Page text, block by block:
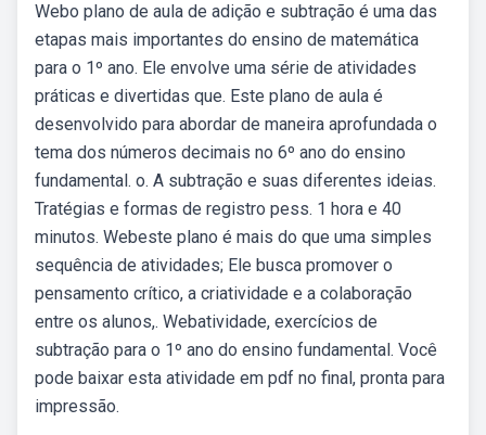
Webo plano de aula de adição e subtração é uma das
etapas mais importantes do ensino de matemática
para o 1º ano. Ele envolve uma série de atividades
práticas e divertidas que. Este plano de aula é
desenvolvido para abordar de maneira aprofundada o
tema dos números decimais no 6º ano do ensino
fundamental. o. A subtração e suas diferentes ideias.
Tratégias e formas de registro pess. 1 hora e 40
minutos. Webeste plano é mais do que uma simples
sequência de atividades; Ele busca promover o
pensamento crítico, a criatividade e a colaboração
entre os alunos,. Webatividade, exercícios de
subtração para o 1º ano do ensino fundamental. Você
pode baixar esta atividade em pdf no final, pronta para
impressão.